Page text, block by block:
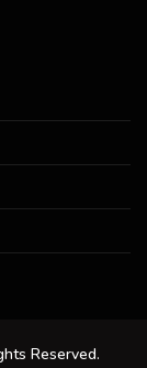
Reserved.